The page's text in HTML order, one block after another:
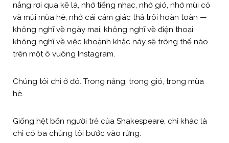
nắng rơi qua kẽ lá, nhớ tiếng nhạc, nhớ gió, nhớ mùi cỏ
và mùi mùa hè, nhớ cái cảm giác thả trôi hoàn toàn —
không nghĩ về ngày mai, không nghĩ về điện thoại,
không nghĩ về việc khoảnh khắc này sẽ trông thế nào
trên một ô vuông Instagram.
Chúng tôi chỉ ở đó. Trong nắng, trong gió, trong mùa
hè.
Giống hệt bốn người trẻ của Shakespeare, chỉ khác là
chỉ có ba chúng tôi bước vào rừng.